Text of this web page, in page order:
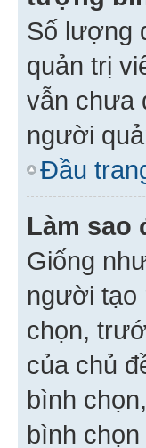
Số lượng
quản trị
vẫn chưa
người
Đầu
Làm sao
Giống
người tạo
chọn,
của chủ
bình
bình